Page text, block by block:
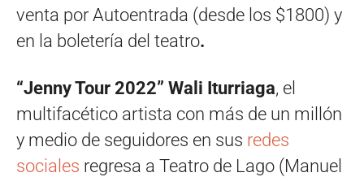
venta por Autoentrada (desde los $1800) y
en la boletería del teatro.
“Jenny Tour 2022” Wali Iturriaga, el
multifacético artista con más de un millón
y medio de seguidores en sus redes
sociales regresa a Teatro de Lago (Manuel